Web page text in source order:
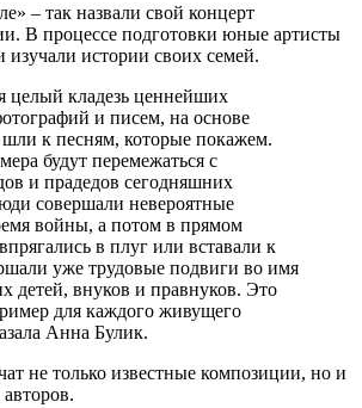
– так назвали свой концерт
В процессе подготовки юные артисты
изучали истории своих семей.
целый кладезь ценнейших
и писем, на основе
к песням, которые покажем.
будут перемежаться с
и прадедов сегодняшних
совершали невероятные
войны, а потом в прямом
в плуг или вставали к
уже трудовые подвиги во имя
детей, внуков и правнуков. Это
для каждого живущего
Анна Булик.
не только известные композиции, но и